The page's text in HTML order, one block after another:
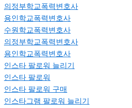
의정부학교폭력변호사
용인학교폭력변호사
수원학교폭력변호사
의정부학교폭력변호사
용인학교폭력변호사
인스타 팔로워 늘리기
인스타 팔로워
인스타 팔로워 구매
인스타그램 팔로워 늘리기